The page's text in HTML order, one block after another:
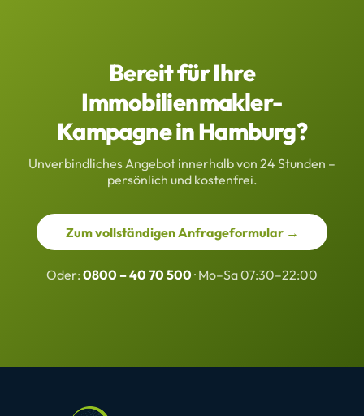
Bereit für Ihre
Immobilienmakler-
Kampagne in Hamburg?
Unverbindliches Angebot innerhalb von 24 Stunden –
persönlich und kostenfrei.
Zum vollständigen Anfrageformular →
Oder: 0800 – 40 70 500· Mo–Sa 07:30–22:00